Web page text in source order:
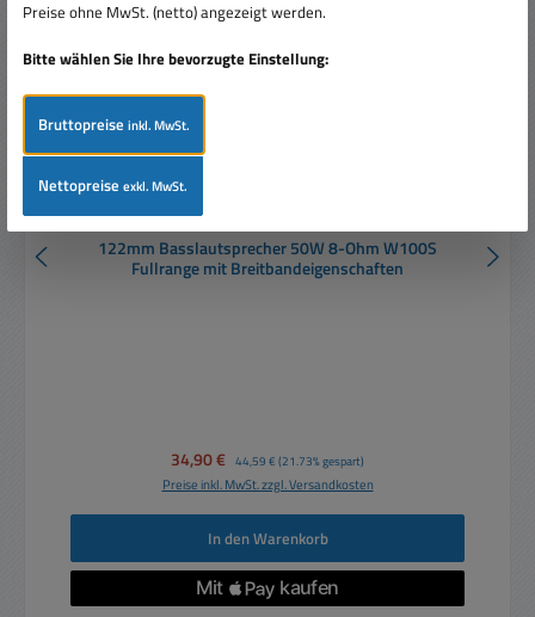
122mm Basslautsprecher 50W 8-Ohm W100S
Fullrange mit Breitbandeigenschaften
Verkaufspreis:
34,90 € Regulärer Preis:
44,59 € (21.73% gespart)
Preise inkl. MwSt. zzgl. Versandkosten
In den Warenkorb
Preise ohne MwSt. (netto) angezeigt werden.
Bitte wählen Sie Ihre bevorzugte Einstellung:
Bruttopreiseinkl. MwSt.
Nettopreiseexkl. MwSt.